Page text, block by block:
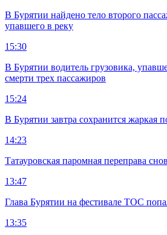
В Бурятии найдено тело второго
упавшего в реку
15:30
В Бурятии водитель грузовика,
смерти трех пассажиров
15:24
В Бурятии завтра сохранится жаркая
14:23
Татауровская паромная переправа
13:47
Глава Бурятии на фестивале ТОС
13:35